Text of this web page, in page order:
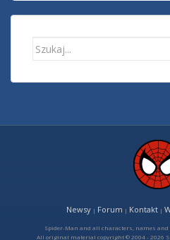
Search
Newsy| Forum | Kontakt|
Spider-Man and all characters, names and
All original material copyright © 2004 - 2026